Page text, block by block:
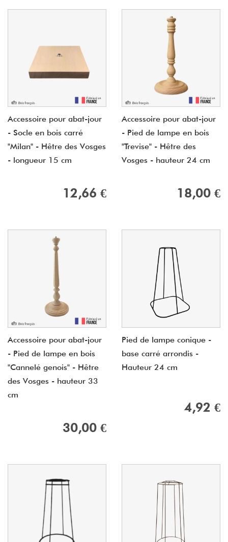
Accessoire pour abat-jour
- Socle en bois carré
"Milan" - Hêtre des Vosges
- longueur 15 cm
12,66 €
Accessoire pour abat-jour
- Pied de lampe en bois
"Trevise" - Hêtre des
Vosges - hauteur 24 cm
18,00 €
Accessoire pour abat-jour
- Pied de lampe en bois
"Cannelé genois" - Hêtre
des Vosges - hauteur 33
cm
30,00 €
Pied de lampe conique -
base carré arrondis -
Hauteur 24 cm
4,92 €